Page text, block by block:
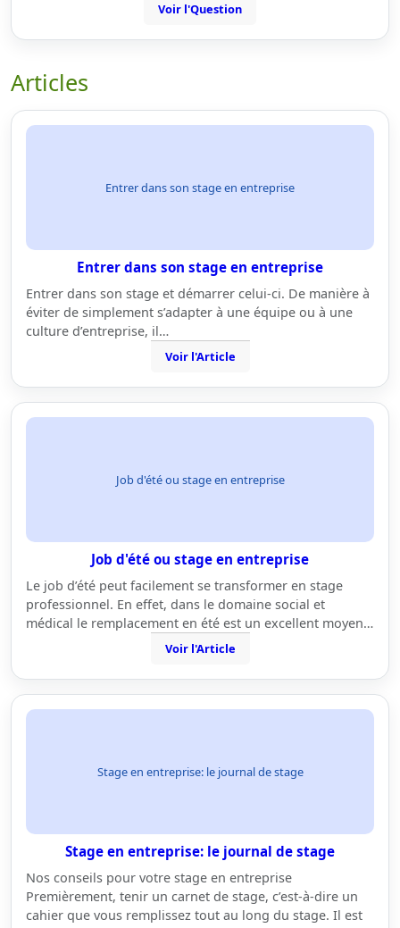
Voir l'Question
Articles
Entrer dans son stage en entreprise
Entrer dans son stage en entreprise
Entrer dans son stage et démarrer celui-ci. De manière à
éviter de simplement s’adapter à une équipe ou à une
culture d’entreprise, il…
Voir l'Article
Job d'été ou stage en entreprise
Job d'été ou stage en entreprise
Le job d’été peut facilement se transformer en stage
professionnel. En effet, dans le domaine social et
médical le remplacement en été est un excellent moyen…
Voir l'Article
Stage en entreprise: le journal de stage
Stage en entreprise: le journal de stage
Nos conseils pour votre stage en entreprise
Premièrement, tenir un carnet de stage, c’est-à-dire un
cahier que vous remplissez tout au long du stage. Il est